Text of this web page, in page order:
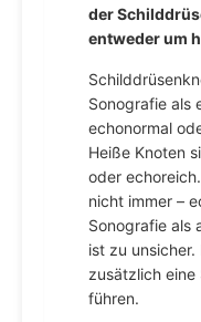
der
entweder um
Sonografie als
echonormal
Heiße Knoten
oder
nicht immer –
Sonografie als
ist zu
zusätzlich
führen.